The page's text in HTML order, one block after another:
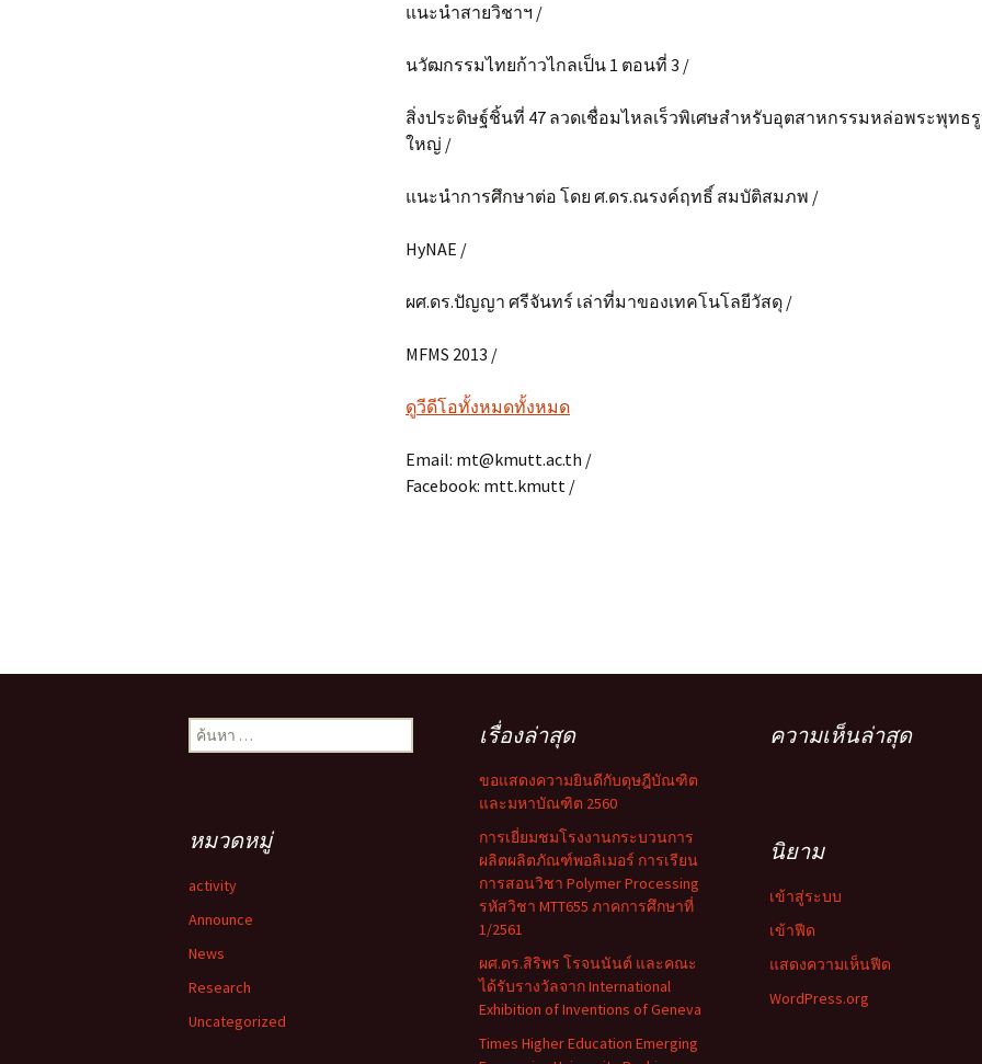
แนะนำสายวิชาฯ /
นวัฒกรรมไทยก้าวไกลเป็น 1 ตอนที่ 3 /
สิ่งประดิษฐ์ชิ้นที่ 47 ลวดเชื่อมไหลเร็วพิเศษสำหรับอุตสาหกรรมหล่อพระพุทธ
ใหญ่ /
แนะนำการศึกษาต่อ โดย ศ.ดร.ณรงค์ฤทธิ์ สมบัติสมภพ /
HyNAE /
ผศ.ดร.ปัญญา ศรีจันทร์ เล่าที่มาของเทคโนโลยีวัสดุ /
MFMS 2013 /
ดูวีดีโอทั้งหมดทั้งหมด
Email: mt@kmutt.ac.th /
Facebook: mtt.kmutt /
ค้นหา
สำหรับ:
เรื่องล่าสุด
ขอแสดงความยินดีกับดุษฎีบัณฑิต
และมหาบัณฑิต 2560
การเยี่ยมชมโรงงานกระบวนการ
ผลิตผลิตภัณฑ์พอลิเมอร์ การเรียน
การสอนวิชา Polymer Processing
รหัสวิชา MTT655 ภาคการศึกษาที่
1/2561
ผศ.ดร.สิริพร โรจนนันต์ และคณะ
ได้รับรางวัลจาก International
Exhibition of Inventions of Geneva
Times Higher Education Emerging
ความเห็นล่าสุด
หมวดหมู่
activity
Announce
News
Research
Uncategorized
นิยาม
เข้าสู่ระบบ
เข้าฟีด
แสดงความเห็นฟีด
WordPress.org